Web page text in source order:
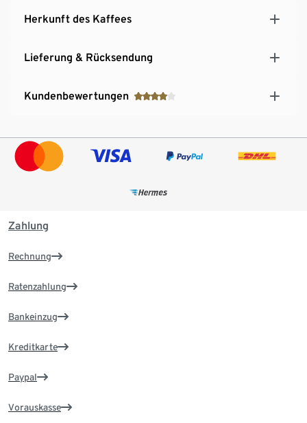
Herkunft des Kaffees
Lieferung & Rücksendung
Kundenbewertungen
Zahlung
Rechnung
Ratenzahlung
Bankeinzug
Kreditkarte
Paypal
Vorauskasse